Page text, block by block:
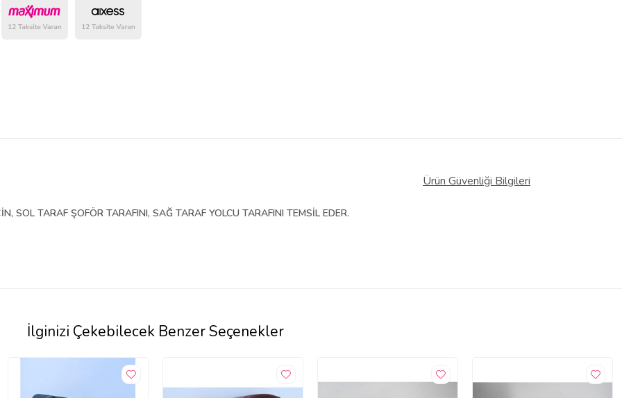
Ürün Güvenliği Bilgileri
SOL TARAF ŞOFÖR TARAFINI, SAĞ TARAF YOLCU TARAFINI TEMSİL EDER.
İlginizi Çekebilecek Benzer Seçenekler